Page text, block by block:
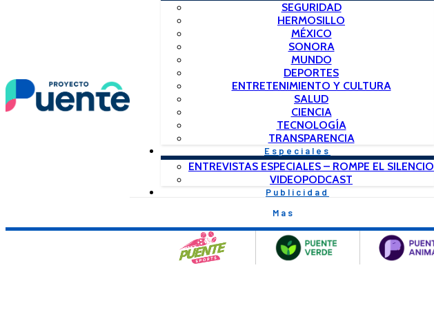
SEGURIDAD
HERMOSILLO
MÉXICO
SONORA
MUNDO
DEPORTES
ENTRETENIMIENTO Y CULTURA
SALUD
CIENCIA
TECNOLOGÍA
TRANSPARENCIA
Especiales
ENTREVISTAS ESPECIALES – ROMPE EL SILENCIO
VIDEOPODCAST
Publicidad
Mas